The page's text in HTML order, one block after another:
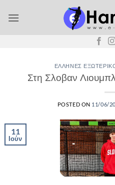
στο
ΈΛΛΗΝΕΣ
Στη Σλοβαν
POSTED ON 11/06/
11
Ιούν